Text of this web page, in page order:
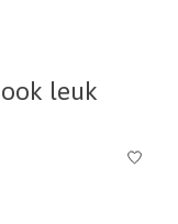
leuk